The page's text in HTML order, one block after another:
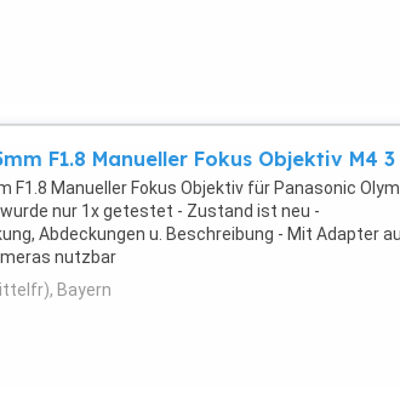
F1.8 Manueller Fokus Objektiv M4 3
F1.8 Manueller Fokus Objektiv für Panasonic
wurde nur 1x getestet - Zustand ist neu -
Abdeckungen u. Beschreibung - Mit Adapter
nutzbar
Bayern